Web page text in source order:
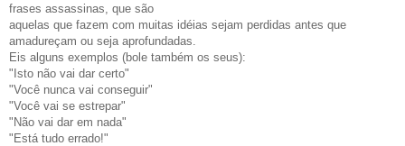
frases assassinas, que são
aquelas que fazem com muitas idéias sejam perdidas antes que
amadureçam ou seja aprofundadas.
Eis alguns exemplos (bole também os seus):
"Isto não vai dar certo"
"Você nunca vai conseguir"
"Você vai se estrepar"
"Não vai dar em nada"
"Está tudo errado!"